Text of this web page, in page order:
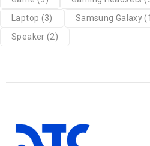
Laptop (3) Samsung Galaxy
Speaker (2)